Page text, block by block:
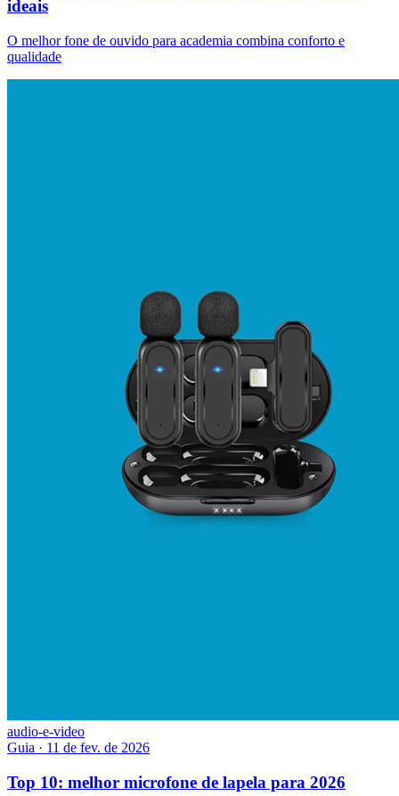
ideais
O melhor fone de ouvido para academia combina conforto e
qualidade
audio-e-video
Guia · 11 de fev. de 2026
Top 10: melhor microfone de lapela para 2026